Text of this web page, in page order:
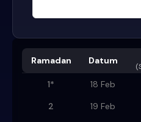
Ramadan Datum
(
1* 18 Feb
2
19 Feb